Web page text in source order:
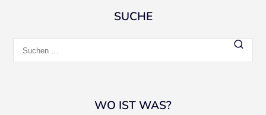
SUCHE
nach:
WO IST WAS?